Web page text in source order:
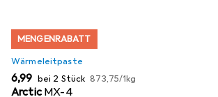
MENGENRABATT
Wärmeleitpaste
EUR
6,99 bei 2 Stück EUR
873,75/1kg
Arctic MX-4